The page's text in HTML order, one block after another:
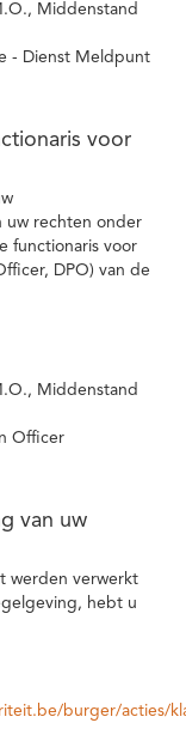
Middenstand
- Dienst Meldpunt
voor
uw rechten onder
functionaris voor
DPO) van de
Middenstand
Officer
van uw
werden verwerkt
hebt u
burger/acties/